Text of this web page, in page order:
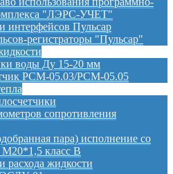
"ЛЭРС-УЧЕТ"
интерфейсов Пульсар
регистраторы "Пульсар"
воды Ду 15-20 мм
РСМ-05.03/РСМ-05.05
сопротивления
пара) исполнение со
класс B
расхода жидкости